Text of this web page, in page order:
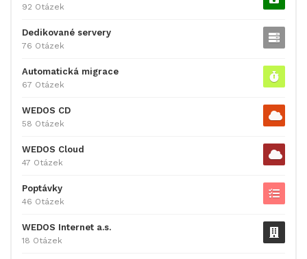
92 Otázek
Dedikované servery
76 Otázek
Automatická migrace
67 Otázek
WEDOS CD
58 Otázek
WEDOS Cloud
47 Otázek
Poptávky
46 Otázek
WEDOS Internet a.s.
18 Otázek